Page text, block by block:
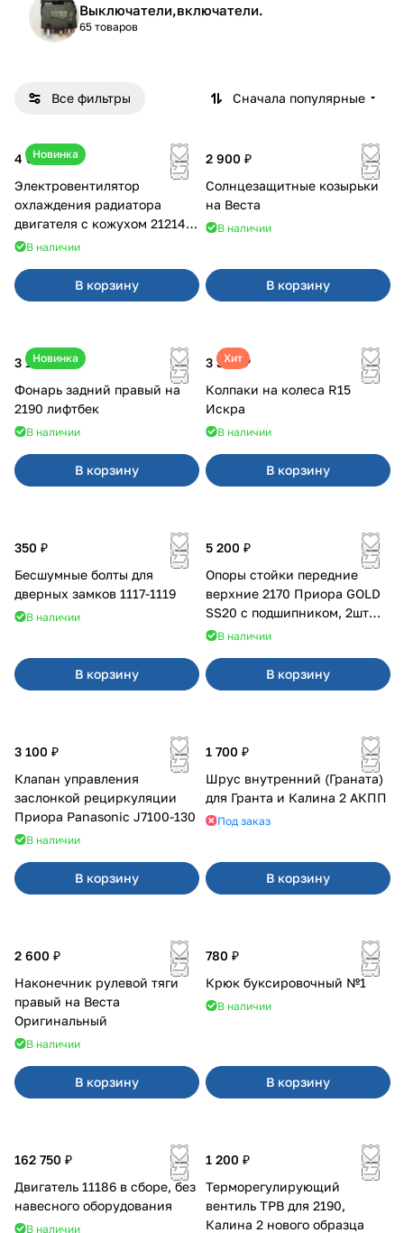
Выключатели,включатели.
65 товаров
Все фильтры Сначала популярные
Новинка
4 600 ₽
Электровентилятор
охлаждения радиатора
двигателя с кожухом 21214
2121-21213 ВАЛЕЕ 95
В наличии
В корзину
2 900 ₽
Солнцезащитные козырьки
на Веста
В наличии
В корзину
Новинка
3 100 ₽
Фонарь задний правый на
2190 лифтбек
В наличии
В корзину
Хит
3 380 ₽
Колпаки на колеса R15
Искра
В наличии
В корзину
350 ₽
Бесшумные болты для
дверных замков 1117-1119
В наличии
В корзину
5 200 ₽
Опоры стойки передние
верхние 2170 Приора GOLD
SS20 с подшипником, 2шт
10116
В наличии
В корзину
3 100 ₽
Клапан управления
заслонкой рециркуляции
Приора Panasonic J7100-130
В наличии
В корзину
1 700 ₽
Шрус внутренний (Граната)
для Гранта и Калина 2 АКПП
Под заказ
В корзину
2 600 ₽
Наконечник рулевой тяги
правый на Веста
Оригинальный
В наличии
В корзину
780 ₽
Крюк буксировочный №1
В наличии
В корзину
162 750 ₽
Двигатель 11186 в сборе, без
навесного оборудования
В наличии
1 200 ₽
Терморегулирующий
вентиль ТРВ для 2190,
Калина 2 нового образца